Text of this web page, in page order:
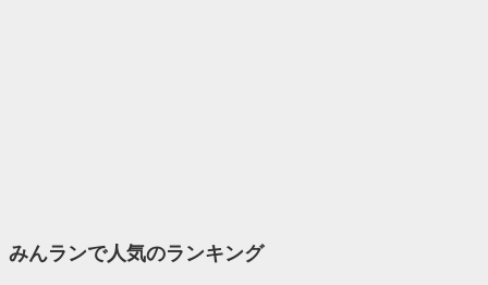
みんランで人気のランキング